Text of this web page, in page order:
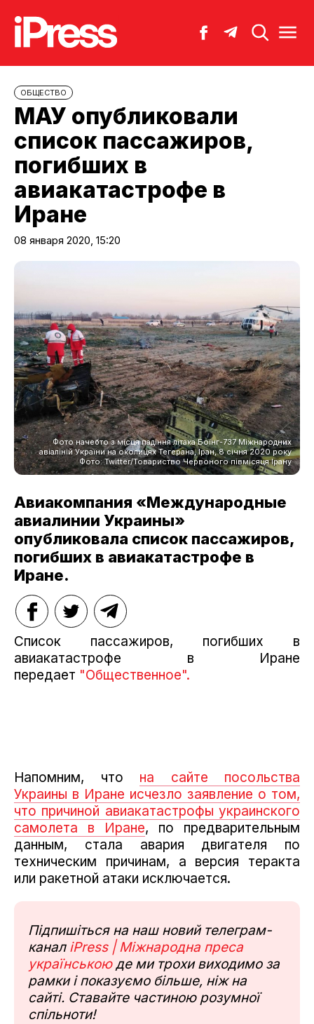
ОБЩЕСТВО
МАУ опубликовали
список пассажиров,
погибших в
авиакатастрофе в
Иране
08 января 2020, 15:20
Фото начебто з місця падіння літака Боїнг-737 Міжнародних
авіаліній України на околицях Тегерана, Іран, 8 січня 2020 року
Фото: Twitter/Товариство Червоного півмісяця Ірану
Авиакомпания «Международные
авиалинии Украины»
опубликовала список пассажиров,
погибших в авиакатастрофе в
Иране.
Список пассажиров, погибших в
авиакатастрофе в Иране
передает "Общественное".
Напомним, что на сайте посольства
Украины в Иране исчезло заявление о том,
что причиной авиакатастрофы украинского
самолета в Иране, по предварительным
данным, стала авария двигателя по
техническим причинам, а версия теракта
или ракетной атаки исключается.
Підпишіться на наш новий телеграм-
канал iPress | Міжнародна преса
українськоюде ми трохи виходимо за
рамки і показуємо більше, ніж на
сайті. Ставайте частиною розумної
спільноти!